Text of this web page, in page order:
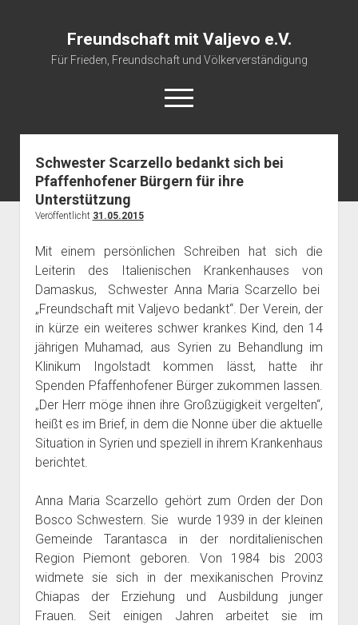
Freundschaft mit Valjevo e.V.
Für Frieden, Freundschaft und Völkerverständigung
open
menu
Startseite
Veranstaltungskalender
Schwester Scarzello bedankt sich bei
Pfaffenhofener Bürgern für ihre
Unterstützung
Veröffentlicht 31.05.2015
Mit einem persönlichen Schreiben hat sich die
Leiterin des Italienischen Krankenhauses von
Damaskus, Schwester Anna Maria Scarzello bei
„Freundschaft mit Valjevo bedankt“. Der Verein, der
in kürze ein weiteres schwer krankes Kind, den 14
jährigen Muhamad, aus Syrien zu Behandlung im
Klinikum Ingolstadt kommen lässt, hatte ihr
Spenden Pfaffenhofener Bürger zukommen lassen.
„Der Herr möge ihnen ihre Großzügigkeit vergelten“,
heißt es im Brief, in dem die Nonne über die aktuelle
Situation in Syrien und speziell in ihrem Krankenhaus
berichtet.
Anna Maria Scarzello gehört zum Orden der Don
Bosco Schwestern. Sie wurde 1939 in der kleinen
Gemeinde Tarantasca in der norditalienischen
Region Piemont geboren. Von 1984 bis 2003
widmete sie sich in der mexikanischen Provinz
Chiapas der Erziehung und Ausbildung junger
Frauen. Seit einigen Jahren arbeitet sie im